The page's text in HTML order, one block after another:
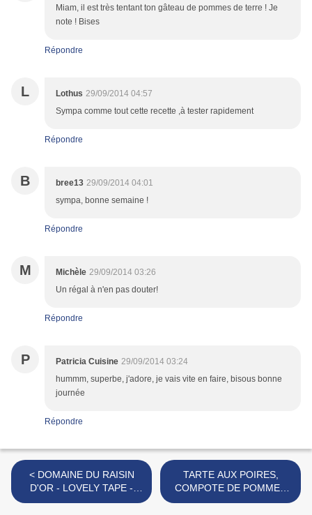
Miam, il est très tentant ton gâteau de pommes de terre ! Je
note ! Bises
Répondre
L Lothus 29/09/2014 04:57
Sympa comme tout cette recette ,à tester rapidement
Répondre
B bree13 29/09/2014 04:01
sympa, bonne semaine !
Répondre
M Michèle 29/09/2014 03:26
Un régal à n'en pas douter!
Répondre
P Patricia Cuisine 29/09/2014 03:24
hummm, superbe, j'adore, je vais vite en faire, bisous bonne
journée
Répondre
< DOMAINE DU RAISIN
D'OR - LOVELY TAPE -
GABRIEL MEFFRE
TARTE AUX POIRES,
COMPOTE DE POMMES
ET SAFRAN >